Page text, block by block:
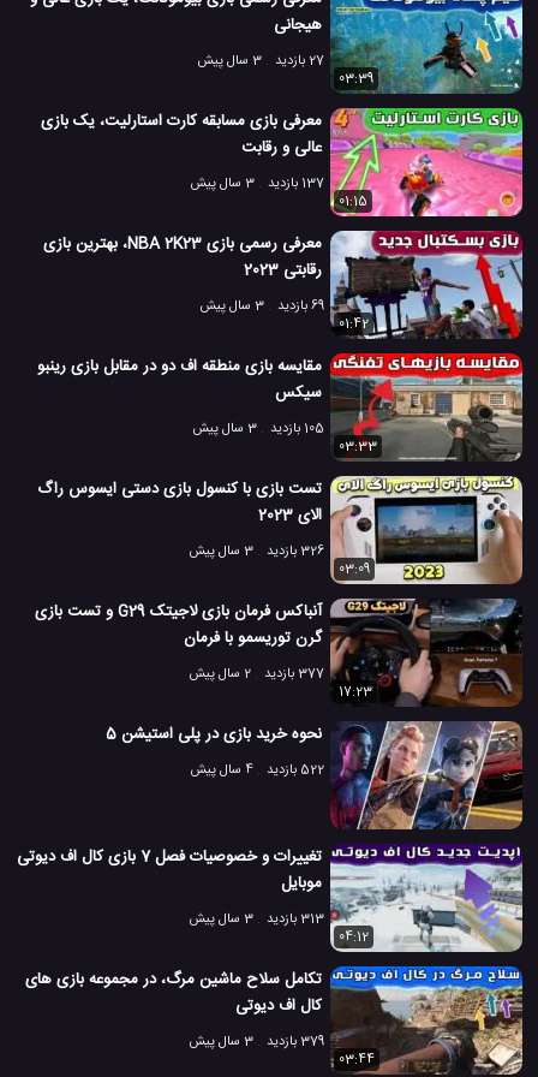
هیجانی
27 بازدید
3 سال پیش
03:39
معرفی بازی مسابقه کارت استارلیت، یک بازی
عالی و رقابت
137 بازدید
3 سال پیش
01:15
معرفی رسمی بازی NBA 2K23، بهترین بازی
رقابتی 2023
69 بازدید
3 سال پیش
01:42
مقایسه بازی منطقه اف دو در مقابل بازی رینبو
سیکس
105 بازدید
3 سال پیش
03:33
تست بازی با کنسول بازی دستی ایسوس راگ
الای 2023
326 بازدید
3 سال پیش
03:09
آنباکس فرمان بازی لاجیتک G29 و تست بازی
گرن توریسمو با فرمان
377 بازدید
2 سال پیش
17:23
نحوه خرید بازی در پلی استیشن 5
522 بازدید 4 سال پیش
تغییرات و خصوصیات فصل 7 بازی کال اف دیوتی
موبایل
313 بازدید
3 سال پیش
04:12
تکامل سلاح ماشین مرگ، در مجموعه بازی های
کال اف دیوتی
379 بازدید
3 سال پیش
03:44